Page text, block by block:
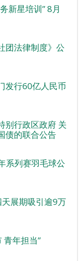
新星培训” 8月
团法律制度》公
发行60亿人民币
别行政区政府 关
债的联合公告
系列赛羽毛球公
展期吸引逾9万
青年担当”